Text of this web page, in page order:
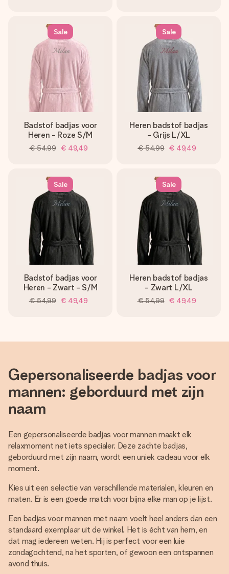
Sale
Badstof badjas voor
Heren - Roze S/M
€ 54,99 € 49,49
Sale
Heren badstof badjas
- Grijs L/XL
€ 54,99 € 49,49
Sale
Badstof badjas voor
Heren - Zwart - S/M
€ 54,99 € 49,49
Sale
Heren badstof badjas
- Zwart L/XL
€ 54,99 € 49,49
Gepersonaliseerde badjas voor
mannen: geborduurd met zijn
naam
Een gepersonaliseerde badjas voor mannen maakt elk
relaxmoment net iets specialer. Deze zachte badjas,
geborduurd met zijn naam, wordt een uniek cadeau voor elk
moment.
Kies uit een selectie van verschillende materialen, kleuren en
maten. Er is een goede match voor bijna elke man op je lijst.
Een badjas voor mannen met naam voelt heel anders dan een
standaard exemplaar uit de winkel. Het is écht van hem, en
dat mag iedereen weten. Hij is perfect voor een luie
zondagochtend, na het sporten, of gewoon een ontspannen
avond thuis.